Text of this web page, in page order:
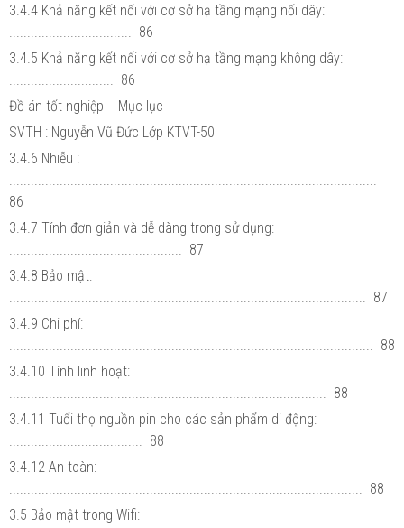
3.4.4 Khả năng kết nối với cơ sở hạ tầng mạng nối dây:
.................................. 86
3.4.5 Khả năng kết nối với cơ sở hạ tầng mạng không dây:
............................. 86
Đồ án tốt nghiệp Mục lục
SVTH : Nguyễn Vũ Đức Lớp KTVT-50
3.4.6 Nhiễu :
86
3.4.7 Tính đơn giản và dễ dàng trong sử dụng:
................................................ 87
3.4.8 Bảo mật:
................................................................................................... 87
3.4.9 Chi phí:
..................................................................................................... 88
3.4.10 Tính linh hoạt:
........................................................................................ 88
3.4.11 Tuổi thọ nguồn pin cho các sản phẩm di động:
..................................... 88
3.4.12 An toàn:
.................................................................................................. 88
3.5 Bảo mật trong Wifi: